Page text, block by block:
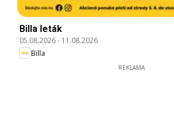
Billa leták
05.08.2026- 11.08.2026
Billa
REKLAMA